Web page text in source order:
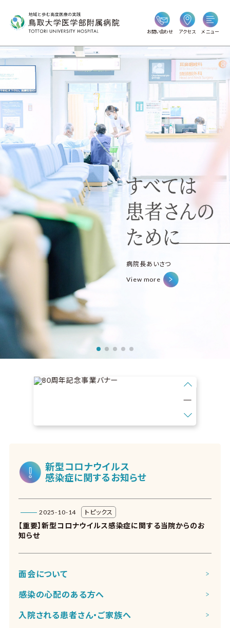
お問い合わせ アクセス メニュー
病院長あいさつ
View more
View more
地域連携
チーム医療
高度な医療と
諦めない情熱で、
明日へつづく希望を。
病院のご紹介
View more
新型コロナウイルス
感染症に関するお知らせ
2025-10-14 トピックス
【重要】新型コロナウイルス感染症に関する当院からのお
知らせ
面会について
感染の心配のある方へ
入院される患者さん・ご家族へ